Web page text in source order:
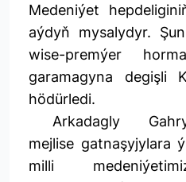
Medeniýet
aýdyň mysalydyr.
wise-premýer
garamagyna degişli
hödürledi.
Arkadagly
mejlise gatnaşyjylara
milli